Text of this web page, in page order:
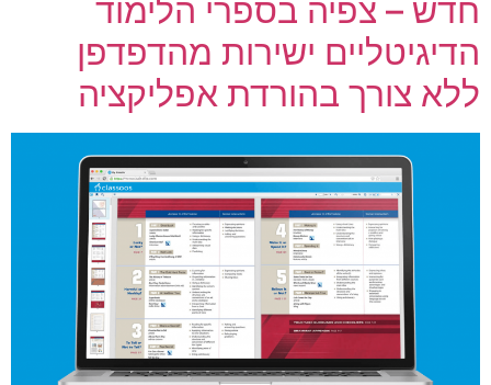
חדש – צפיה בספרי הלימוד
הדיגיטליים ישירות מהדפדפן
ללא צורך בהורדת אפליקציה